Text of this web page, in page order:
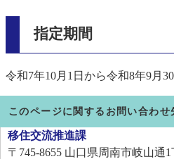
指定期間
令和7年10月1日から令和8年9月
このページに関するお問い合わせ
移住交流推進課
〒745-8655 山口県周南市岐山通